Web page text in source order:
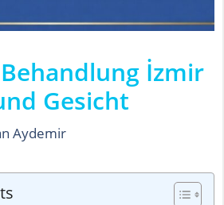
İzmir
Gesicht
Aydemir